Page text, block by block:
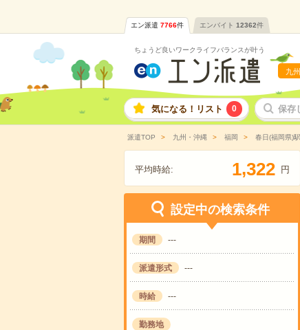
エン派遣 7766件 エンバイト 12362件
ちょうど良いワークライフバランスが叶う
九
気になる！リスト 0 保存
派遣TOP 九州・沖縄 福岡 春日(福岡県)
平均時給: 1,322 円
設定中の検索条件
期間 ---
派遣形式 ---
時給 ---
勤務地